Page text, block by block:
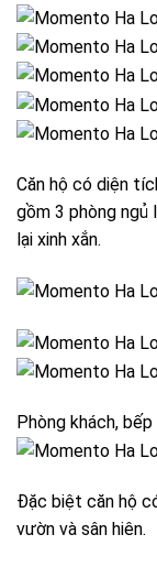
Căn hộ có diện
gồm 3 phòng ngủ
lại xinh xắn.
Phòng khách,
Đặc biệt căn hộ
vườn và sân hiên.